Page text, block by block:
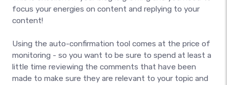
focus your energies on content and replying to your
content!
Using the auto-confirmation tool comes at the price of
monitoring - so you want to be sure to spend at least a
little time reviewing the comments that have been
made to make sure they are relevant to your topic and